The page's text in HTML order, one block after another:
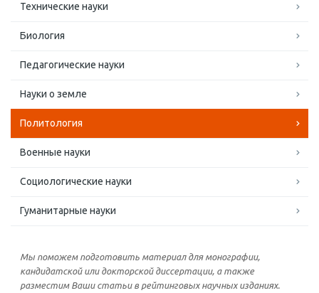
Технические науки
Биология
Педагогические науки
Науки о земле
Политология
Военные науки
Социологические науки
Гуманитарные науки
Мы поможем подготовить материал для монографии,
кандидатской или докторской диссертации, а также
разместим Ваши статьи в рейтинговых научных изданиях.